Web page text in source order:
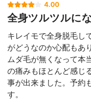
4.00
全身ツルツルに
キレイモで全身脱毛し
がどうなのか心配もあ
ムダ毛が無くなって本
の痛みもほとんど感じ
事が出来ました。予約
す。